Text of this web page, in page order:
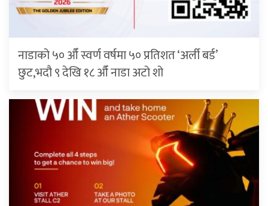
नाडाको ५० औँ स्वर्ण वर्षमा ५० प्रतिशत ‘अर्ली बर्ड’
छुट,भदौ ९ देखि १८ औँ नाडा अटो शो